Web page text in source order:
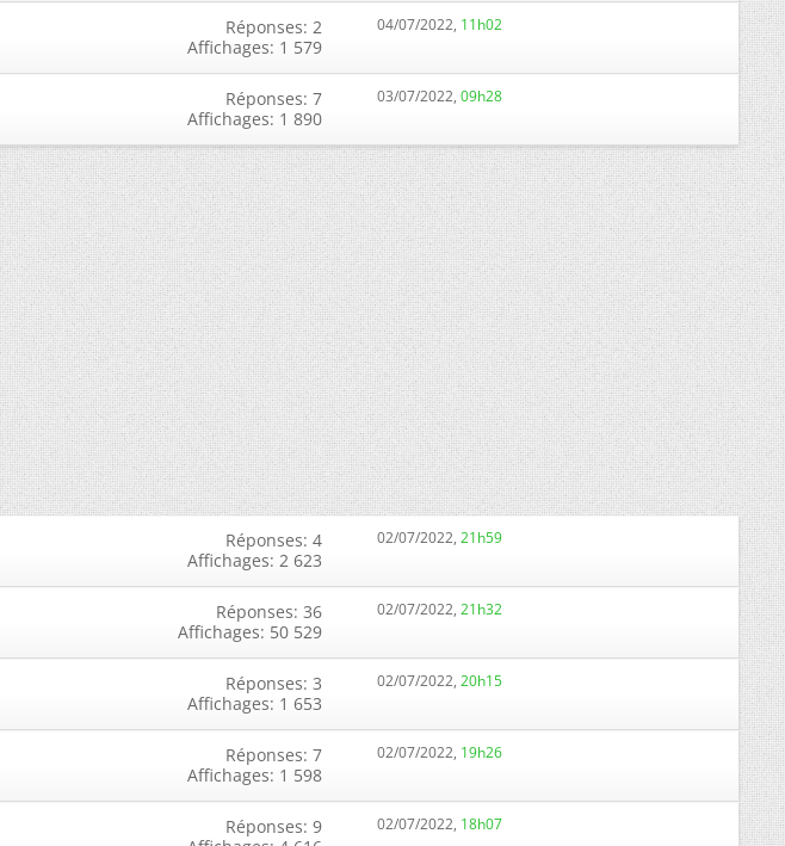
Réponses: 2
Affichages: 1 579
04/07/2022, 11h02
Réponses: 7
Affichages: 1 890
03/07/2022, 09h28
Réponses: 4
Affichages: 2 623
02/07/2022, 21h59
Réponses: 36
Affichages: 50 529
02/07/2022, 21h32
Réponses: 3
Affichages: 1 653
02/07/2022, 20h15
Réponses: 7
Affichages: 1 598
02/07/2022, 19h26
Réponses: 9
02/07/2022, 18h07